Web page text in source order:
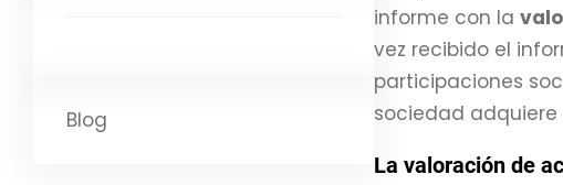
Blog
informe con la
vez recibido el
participaciones
sociedad adquiere
La valoración de